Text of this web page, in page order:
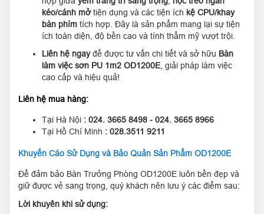
kéo/cánh mởtiện dụng và các tiện ích kệ CPU/khay
bàn phím tích hợp. Đây là sản phẩm mang lại sự tiện
ích toàn diện, độ bền cao và tính thẩm mỹ vượt trội.
Liên hệ ngayđể được tư vấn chi tiết và sở hữu Bàn
làm việc sơn PU 1m2 OD1200E , giải pháp làm việc
cao cấp và hiệu quả!
Liên hệ mua hàng:
Tại Hà Nội : 024. 3665 8498 - 024. 3665 8966
Tại Hồ Chí Minh : 028.3511 9211
Khuyến Cáo Sử Dụng và Bảo Quản Sản Phẩm OD1200E
Để đảm bảo Bàn Trưởng Phòng OD1200E luôn bền đẹp và
giữ được vẻ sang trọng, quý khách nên lưu ý các điểm sau:
Lời khuyên khi sử dụng: